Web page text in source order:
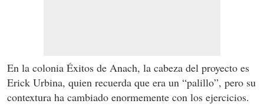
En la colonia Éxitos de Anach, la cabeza del proyecto es
Erick Urbina, quien recuerda que era un “palillo”, pero su
contextura ha cambiado enormemente con los ejercicios.